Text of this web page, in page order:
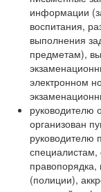
информации
воспитания,
выполнения
предметам),
электронном
руководителю
организован
руководителю
правопорядка,
(полиции),